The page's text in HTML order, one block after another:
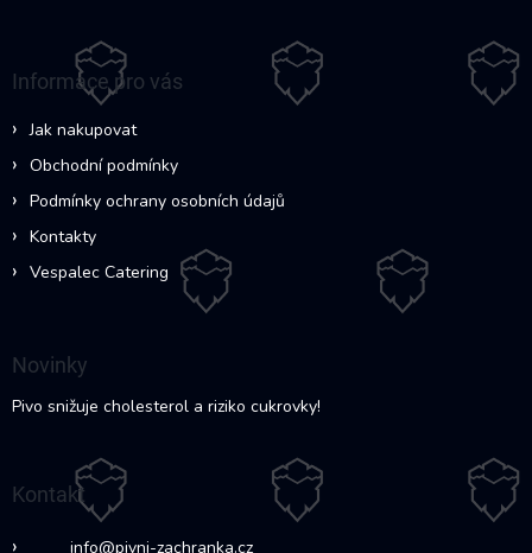
Informace pro vás
Jak nakupovat
Obchodní podmínky
Podmínky ochrany osobních údajů
Kontakty
Vespalec Catering
Novinky
Pivo snižuje cholesterol a riziko cukrovky!
Kontakt
info@pivni-zachranka.cz